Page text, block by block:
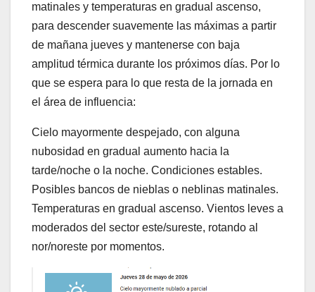
matinales y temperaturas en gradual ascenso,
para descender suavemente las máximas a partir
de mañana jueves y mantenerse con baja
amplitud térmica durante los próximos días. Por lo
que se espera para lo que resta de la jornada en
el área de influencia:
Cielo mayormente despejado, con alguna
nubosidad en gradual aumento hacia la
tarde/noche o la noche. Condiciones estables.
Posibles bancos de nieblas o neblinas matinales.
Temperaturas en gradual ascenso. Vientos leves a
moderados del sector este/sureste, rotando al
nor/noreste por momentos.